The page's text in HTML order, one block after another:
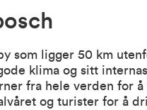
som ligger 50 km
klima og sitt
fra hele verden for å
og turister for å